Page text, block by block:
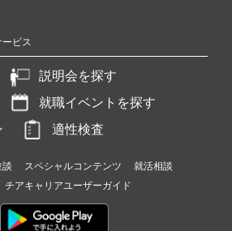
ビス
説明会を探す
就職イベントを探す
適性検査
談 スペシャルコンテンツ
就活相談
チアキャリアユーザーガイド